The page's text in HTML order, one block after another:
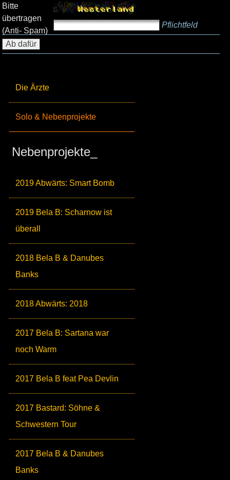
Die Ärzte
Solo & Nebenprojekte
Nebenprojekte_
2019 Abwärts: Smart Bomb
2019 Bela B: Scharnow ist
überall
2018 Bela B & Danubes
Banks
2018 Abwärts: 2018
2017 Bela B: Sartana war
noch Warm
2017 Bela B feat Pea Devlin
2017 Bastard: Söhne &
Schwestern Tour
2017 Bela B & Danubes
Banks
Bitte
übertragen
(Anti- Spam)
Pflichtfeld